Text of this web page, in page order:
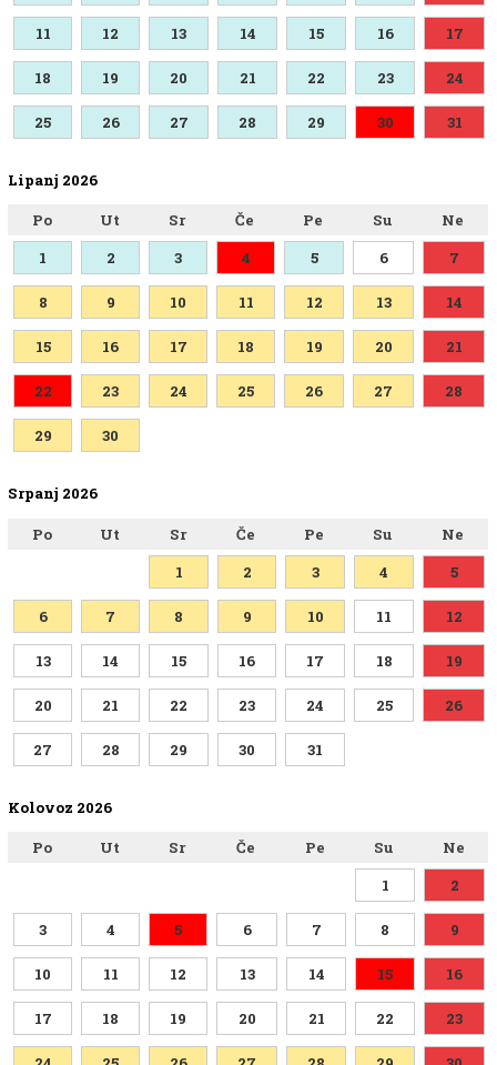
11 12 13 14 15 16 17
18 19 20 21 22 23 24
25 26 27 28 29 30 31
Lipanj 2026
Po Ut Sr Če Pe Su
Ne
1
2 3 4 5 6 7
8 9 10 11 12 13 14
15 16 17 18 19 20 21
22 23 24 25 26 27 28
29 30
Srpanj 2026
Po Ut Sr Če Pe Su
Ne
1
2 3 4 5
6 7 8 9 10 11 12
13 14 15 16 17 18 19
20 21 22 23 24 25 26
27 28 29 30 31
Kolovoz 2026
Po Ut Sr Če Pe Su
Ne
1
2
3 4 5 6 7 8 9
10 11 12 13 14 15 16
17 18 19 20 21 22 23